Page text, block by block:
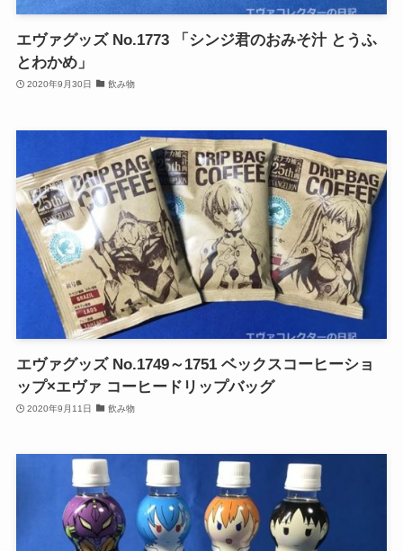
エヴァグッズ No.1773 「シンジ君のおみそ汁 とうふ
とわかめ」
2020年9月30日 飲み物
エヴァグッズ No.1749～1751 ベックスコーヒーショ
ップ×エヴァ コーヒードリップバッグ
2020年9月11日 飲み物